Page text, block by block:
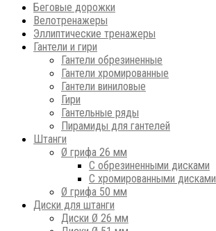
Беговые дорожки
Велотренажеры
Эллиптические тренажеры
Гантели и гири
Гантели обрезиненные
Гантели хромированные
Гантели виниловые
Гири
Гантельные ряды
Пирамиды для гантелей
Штанги
Ø грифа 26 мм
С обрезиненными дисками
С хромированными дисками
Ø грифа 50 мм
Диски для штанги
Диски Ø 26 мм